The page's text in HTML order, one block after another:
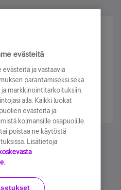
ja voita!
mukana arvonnassa.
Accessibility statement
evästeitä
ja vastaavia
parantamiseksi sekä
markkinointitarkoituksiin.
alla. Kaikki luokat
evästeitä ja
kolmansille osapuolille.
poistaa ne käytöstä
Lisätietoja